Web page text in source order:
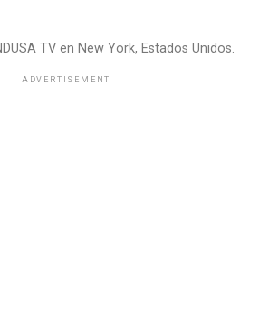
TV en New York, Estados Unidos.
ADVERTISEMENT